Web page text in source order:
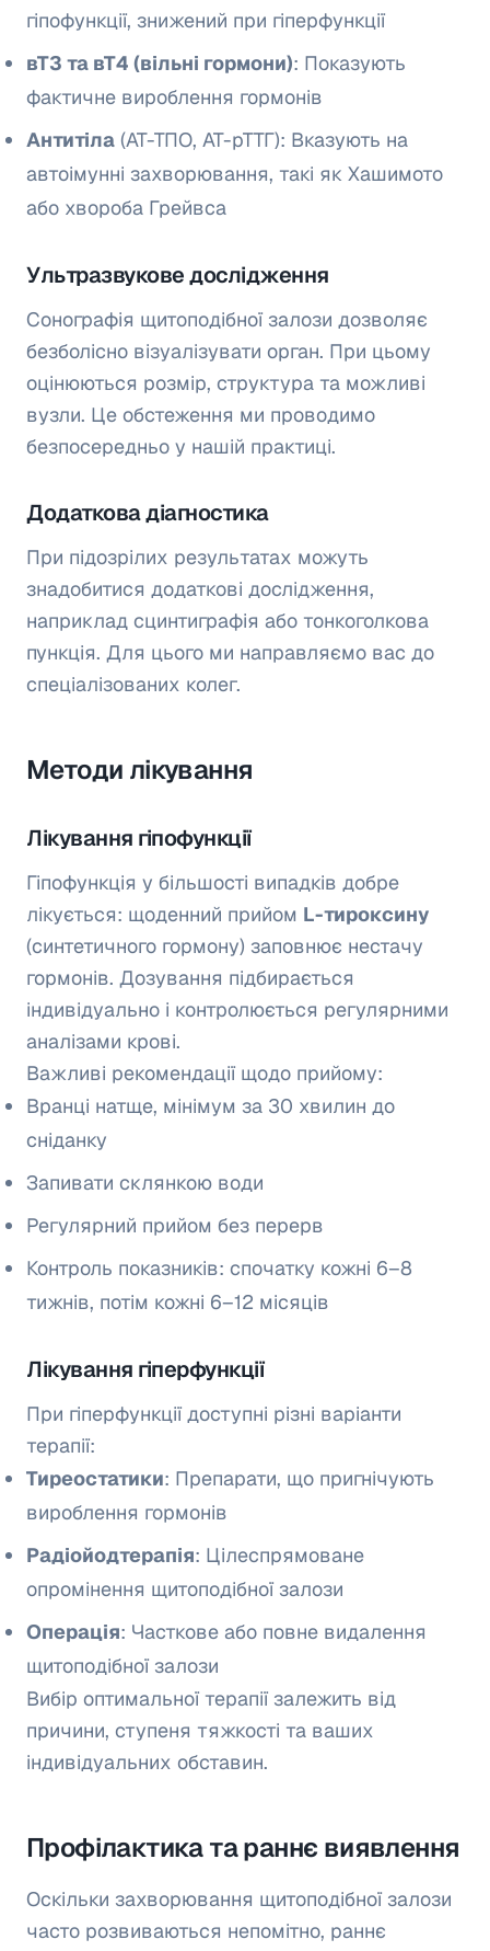
гіпофункції, знижений при гіперфункції
вТ3 та вТ4 (вільні гормони): Показують
фактичне вироблення гормонів
Антитіла (АТ-ТПО, АТ-рТТГ): Вказують на
автоімунні захворювання, такі як Хашимото
або хвороба Грейвса
Ультразвукове дослідження
Сонографія щитоподібної залози дозволяє
безболісно візуалізувати орган. При цьому
оцінюються розмір, структура та можливі
вузли. Це обстеження ми проводимо
безпосередньо у нашій практиці.
Додаткова діагностика
При підозрілих результатах можуть
знадобитися додаткові дослідження,
наприклад сцинтиграфія або тонкоголкова
пункція. Для цього ми направляємо вас до
спеціалізованих колег.
Методи лікування
Лікування гіпофункції
Гіпофункція у більшості випадків добре
лікується: щоденний прийом L-тироксину
(синтетичного гормону) заповнює нестачу
гормонів. Дозування підбирається
індивідуально і контролюється регулярними
аналізами крові.
Важливі рекомендації щодо прийому:
Вранці натще, мінімум за 30 хвилин до
сніданку
Запивати склянкою води
Регулярний прийом без перерв
Контроль показників: спочатку кожні 6–8
тижнів, потім кожні 6–12 місяців
Лікування гіперфункції
При гіперфункції доступні різні варіанти
терапії:
Тиреостатики: Препарати, що пригнічують
вироблення гормонів
Радіойодтерапія: Цілеспрямоване
опромінення щитоподібної залози
Операція: Часткове або повне видалення
щитоподібної залози
Вибір оптимальної терапії залежить від
причини, ступеня тяжкості та ваших
індивідуальних обставин.
Профілактика та раннє виявлення
Оскільки захворювання щитоподібної залози
часто розвиваються непомітно, раннє